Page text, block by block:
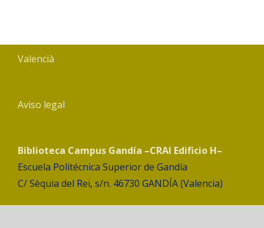
Valencià
Aviso legal
Biblioteca Campus Gandía –CRAI Edificio H–
Escuela Politécnica Superior de Gandía
C/ Sèquia del Rei, s/n. 46730 GANDÍA (Valencia)